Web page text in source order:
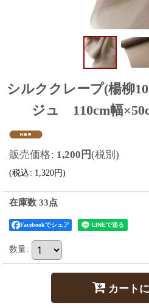
シルククレープ(楊柳
ジュ 110cm幅
販売価格: 1,200 円(税別)
(税込: 1,320円)
在庫数 33点
Facebookでシェア
数量:
カート